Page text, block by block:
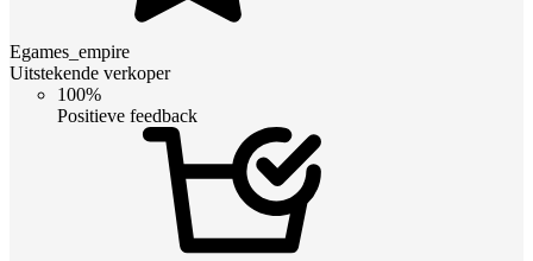
Egames_empire
Uitstekende verkoper
100%
Positieve feedback